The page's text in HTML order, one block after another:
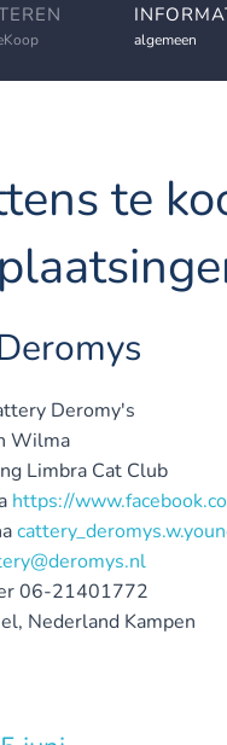
algemeen
te
Deromy's
Wilma
Limbra Cat Club
https://
06-21401772
Nederland Kampen